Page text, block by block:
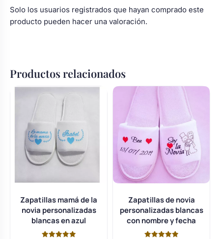
Solo los usuarios registrados que hayan comprado este
producto pueden hacer una valoración.
Productos relacionados
Zapatillas mamá de la
novia personalizadas
blancas en azul
Zapatillas de novia
personalizadas blancas
con nombre y fecha